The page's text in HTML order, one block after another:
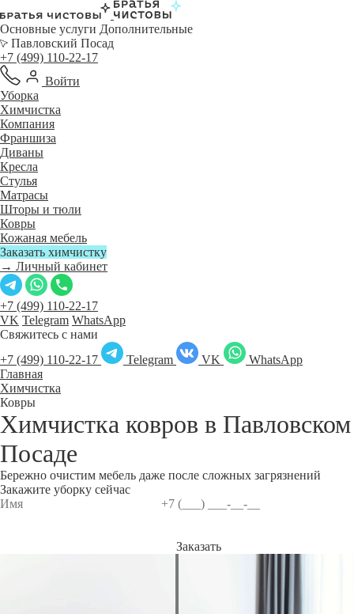
Основные услуги Дополнительные
Павловский Посад
+7 (499) 110-22-17
Войти
Уборка
Химчистка
Компания
Франшиза
Диваны
Кресла
Стулья
Матрасы
Шторы и тюли
Ковры
Кожаная мебель
Заказать химчистку
→ Личный кабинет
+7 (499) 110-22-17
VK Telegram WhatsApp
Свяжитесь с нами
+7 (499) 110-22-17
Telegram VK
WhatsApp
Главная
Химчистка
Ковры
Химчистка ковров в Павловском
Посаде
Бережно очистим мебель даже после сложных загрязнений
Закажите уборку сейчас
Заказать